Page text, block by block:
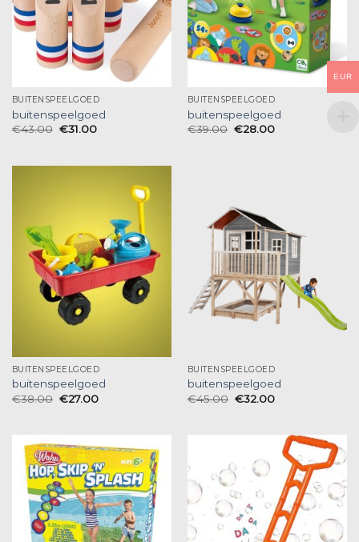
BUITENSPEELGOED
buitenspeelgoed
€43.00 €31.00
BUITENSPEELGOED
buitenspeelgoed
€39.00 €28.00
BUITENSPEELGOED
buitenspeelgoed
€38.00 €27.00
BUITENSPEELGOED
buitenspeelgoed
€45.00 €32.00
EUR